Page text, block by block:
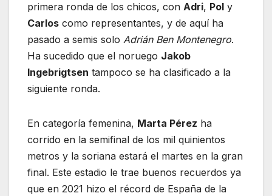
primera ronda de los chicos, con Adri, Pol y
Carlos como representantes, y de aquí ha
pasado a semis solo Adrián Ben Montenegro.
Ha sucedido que el noruego Jakob
Ingebrigtsen tampoco se ha clasificado a la
siguiente ronda.
En categoría femenina, Marta Pérez ha
corrido en la semifinal de los mil quinientos
metros y la soriana estará el martes en la gran
final. Este estadio le trae buenos recuerdos ya
que en 2021 hizo el récord de España de la